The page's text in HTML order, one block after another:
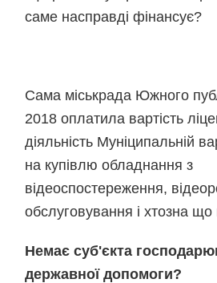
саме насправді фінансує?
Сама міськрада Южного
2018 оплатила вартість
діяльність Муніципальній
на купівлю обладнання з
відеоспостереження,
обслуговування і хтозна
Немає суб'єкта
державної допомоги?